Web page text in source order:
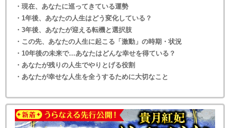
・現在、あなたに巡ってきている運勢
・1年後、あなたの人生はどう変化している？
・3年後、あなたが迎える転機と選択肢
・この先、あなたの人生に起こる「激動」の時期・状況
・10年後の未来で…あなたはどんな幸せを得ている？
・あなたが残りの人生でやりとげる役割
・あなたが幸せな人生を全うするために大切なこと